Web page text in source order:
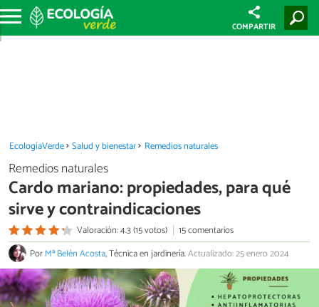
COMPARTIR
EcologíaVerde Salud y bienestar Remedios naturales
Remedios naturales
Cardo mariano: propiedades, para qué
sirve y contraindicaciones
Valoración: 4.3 (15 votos)
15 comentarios
PorMª Belén Acosta, Técnica en jardinería.Actualizado: 25 enero 2024